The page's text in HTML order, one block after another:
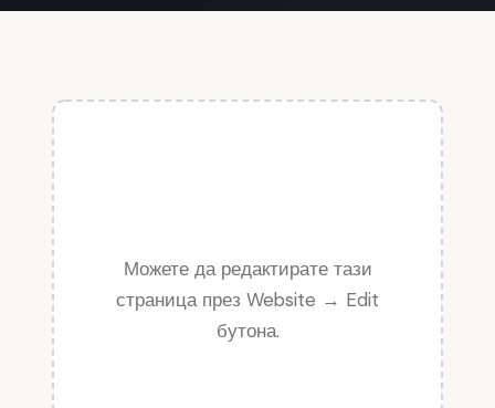
Можете да редактирате тази
страница през Website → Edit
бутона.